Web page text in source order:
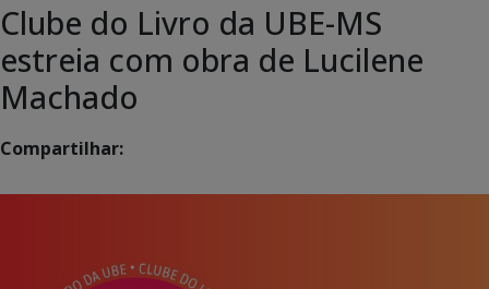
Clube do Livro da UBE-MS
estreia com obra de Lucilene
Machado
Compartilhar: